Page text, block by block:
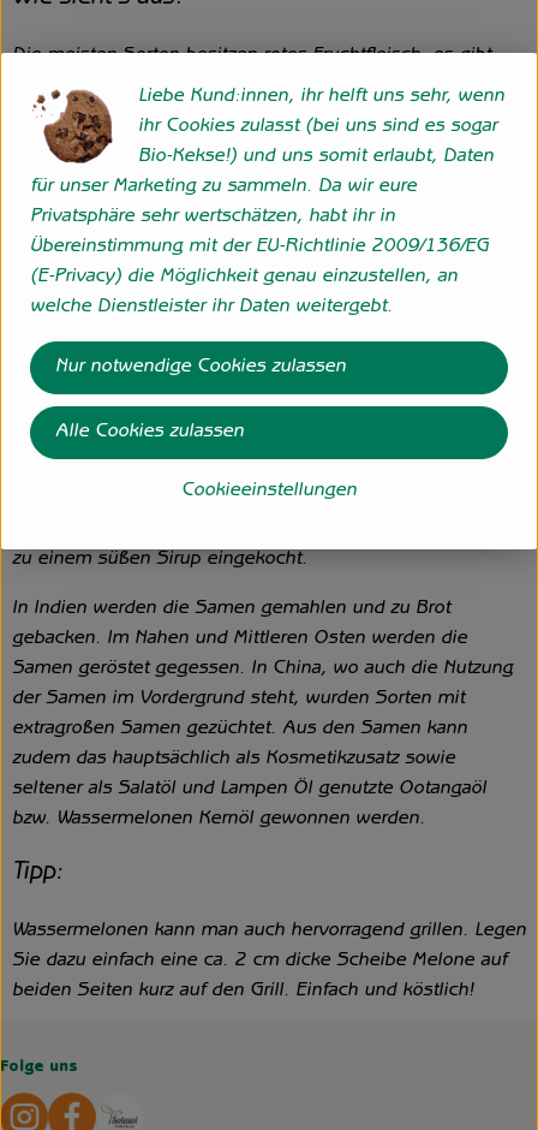
Die meisten Sorten besitzen rotes Fruchtfleisch, es gibt
jedoch auch grüne, orangefarbene, gelbe und weiße
Sorten. Die Früchte können bis zu 100 kg schwer werden,
wiegen jedoch meist 4 bis 25 kg. Es gibt Mini-Sorten, die
nur rund ein Kilogramm wiegen, also bequem in einen
Kühlschrank passen.
Wie verwende ich´s?
Die Früchte werden als erfrischendes und durstlöschendes
Obst gegessen. In der Kalahari Wüste und anderen
Trockengebieten Afrikas waren sie jahrhundertelang eine
wichtige Wasserquelle für die Menschen. Meist werden die
Früchte roh verspeist, in Afrika manchmal auch gekocht.
südlichen Gebieten der früheren Sowjetunion wird der Saft
zu einem süßen Sirup eingekocht.
In Indien werden die Samen gemahlen und zu Brot
gebacken. Im Nahen und Mittleren Osten werden die
Samen geröstet gegessen. In China, wo auch die Nutzung
der Samen im Vordergrund steht, wurden Sorten mit
extragroßen Samen gezüchtet. Aus den Samen kann
zudem das hauptsächlich als Kosmetikzusatz sowie
seltener als Salatöl und Lampen Öl genutzte Ootangaöl
bzw. Wassermelonen Kernöl gewonnen werden.
Tipp:
Wassermelonen kann man auch hervorragend grillen. Legen
Sie dazu einfach eine ca. 2 cm dicke Scheibe Melone auf
beiden Seiten kurz auf den Grill. Einfach und köstlich!
Folge uns
Externer Link zu https://www.instagram.com/
Liebe Kund:innen, ihr helft uns sehr, wenn
ihr Cookies zulasst (bei uns sind es sogar
Bio-Kekse!) und uns somit erlaubt, Daten
für unser Marketing zu sammeln. Da wir eure
Privatsphäre sehr wertschätzen, habt ihr in
Übereinstimmung mit der EU-Richtlinie 2009/136/EG
(E-Privacy) die Möglichkeit genau einzustellen, an
welche Dienstleister ihr Daten weitergebt.
Cookieeinstellungen
Nur notwendige Cookies zulassen
Alle Cookies zulassen